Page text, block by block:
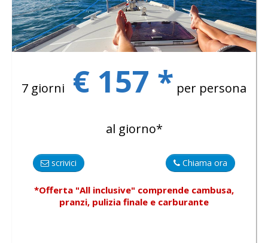
7 giorni € 157 * per persona
al giorno*
Chiama ora
scrivici
*Offerta "All inclusive" comprende cambusa,
pranzi, pulizia finale e carburante